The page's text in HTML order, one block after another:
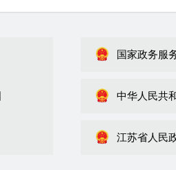
国家政务服
中华人民共
江苏省人民